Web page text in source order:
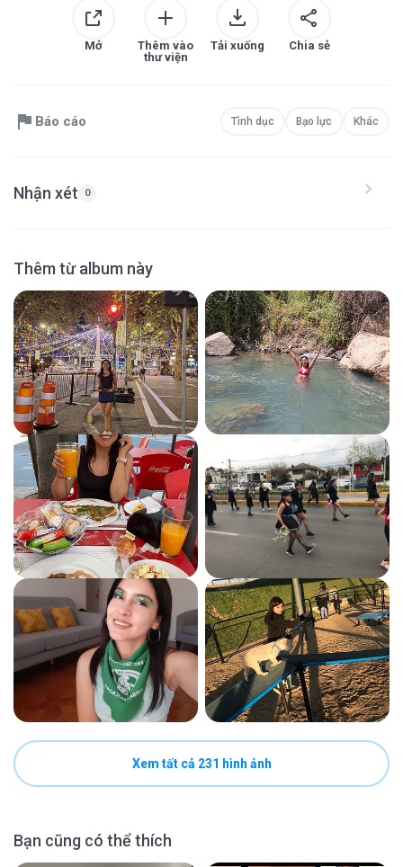
Mở
Thêm vào
thư viện
Tải xuống Chia sẻ
Báo cáo Tình dục Bạo lực Khác
Nhận xét 0
Thêm từ album này
Xem tất cả 231 hình ảnh
Bạn cũng có thể thích